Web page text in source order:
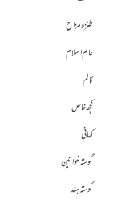
طنز و مزاح
عالم اسلام
کالم
کچھ خاص
کہانی
گوشہ خواتین
گوشہ ہند